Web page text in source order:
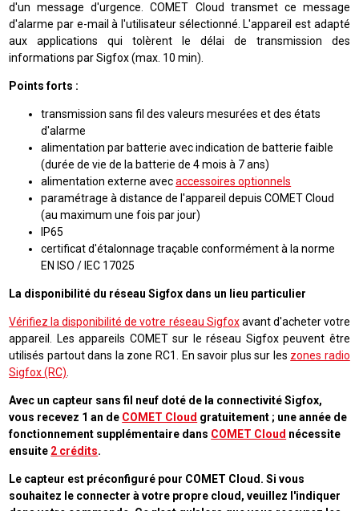
d'un message d'urgence. COMET Cloud transmet ce message
d'alarme par e-mail à l'utilisateur sélectionné. L'appareil est adapté
aux applications qui tolèrent le délai de transmission des
informations par Sigfox (max. 10 min).
Points forts :
transmission sans fil des valeurs mesurées et des états
d'alarme
alimentation par batterie avec indication de batterie faible
(durée de vie de la batterie de 4 mois à 7 ans)
alimentation externe avecaccessoires optionnels
paramétrage à distance de l'appareil depuis COMET Cloud
(au maximum une fois par jour)
IP65
certificat d'étalonnage traçable conformément à la norme
EN ISO / IEC 17025
La disponibilité du réseau Sigfox dans un lieu particulier
Vérifiez la disponibilité de votre réseau Sigfoxavant d'acheter votre
appareil. Les appareils COMET sur le réseau Sigfox peuvent être
utilisés partout dans la zone RC1. En savoir plus sur les zones radio
Sigfox (RC)
Avec un capteur sans fil neuf doté de la connectivité Sigfox,
vous recevez 1 an de COMET Cloud gratuitement ; une année de
fonctionnement supplémentaire dans COMET Cloud nécessite
ensuite 2 crédits.
Le capteur est préconfiguré pour COMET Cloud. Si vous
souhaitez le connecter à votre propre cloud, veuillez l'indiquer